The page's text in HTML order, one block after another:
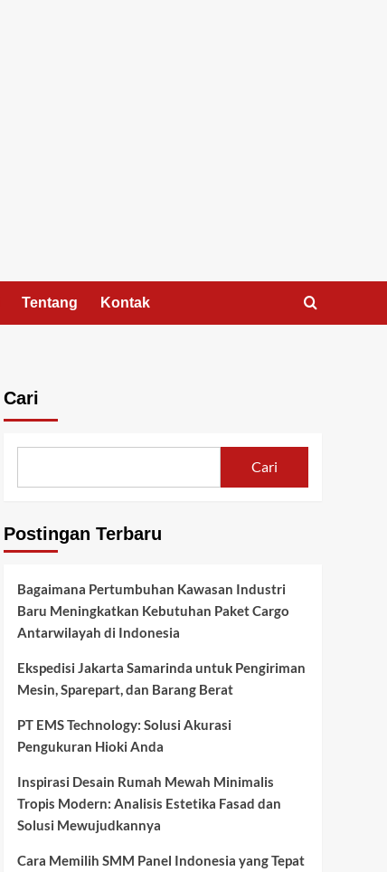
Tentang Kontak
Cari
Cari
Postingan Terbaru
Bagaimana Pertumbuhan Kawasan Industri
Baru Meningkatkan Kebutuhan Paket Cargo
Antarwilayah di Indonesia
Ekspedisi Jakarta Samarinda untuk Pengiriman
Mesin, Sparepart, dan Barang Berat
PT EMS Technology: Solusi Akurasi
Pengukuran Hioki Anda
Inspirasi Desain Rumah Mewah Minimalis
Tropis Modern: Analisis Estetika Fasad dan
Solusi Mewujudkannya
Cara Memilih SMM Panel Indonesia yang Tepat